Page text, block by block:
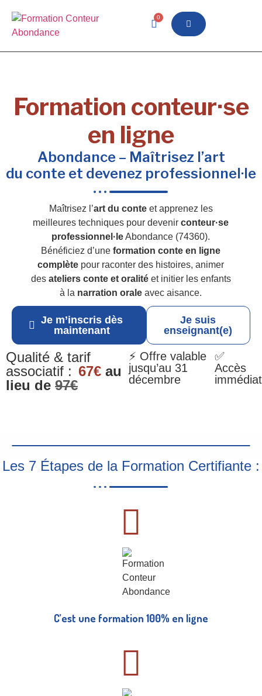
0
Formation conteur·se
en ligne
Abondance – Maîtrisez l’art
du conte et devenez professionnel·le
Maîtrisez l’art du conteet apprenez les
meilleures techniques pour devenirconteur·se
professionnel·leAbondance (74360).
Bénéficiez d’uneformation conte en ligne
complète pour raconter des histoires, animer
des ateliers conte et oralitéet initier les enfants
à la narration orale avec aisance.
Je m’inscris dès
maintenant
Je suis
enseignant(e)
Qualité & tarif
associatif : 67€ au
lieu de 97€
⚡ Offre valable
jusqu’au 31
décembre
✅
Accès
immédiat
Les 7 Étapes de la Formation Certifiante :
C’est une formation 100% en ligne